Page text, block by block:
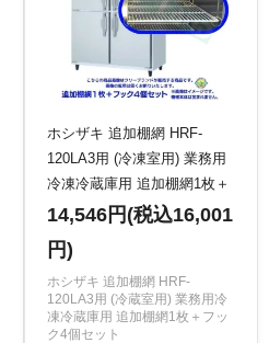
ホシザキ 追加棚網 HRF-
120LA3用 (冷凍室用) 業務用
冷凍冷蔵庫用 追加棚網1枚＋
フック4個セット
14,546円(税込16,001
円)
ホシザキ 追加棚網 HRF-
120LA3用 (冷蔵室用) 業務用冷
凍冷蔵庫用 追加棚網1枚＋フッ
ク4個セット